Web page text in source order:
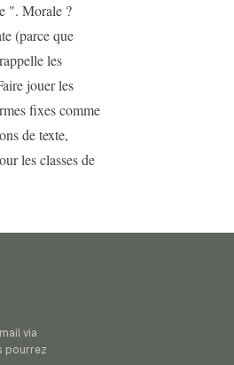
". Morale ?
(parce que
les
jouer les
fixes comme
de texte,
les classes de
via
pourrez